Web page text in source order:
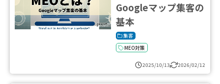
Googleマップ集客の
基本
集客
MEO対策
2025/10/13 2026/02/12